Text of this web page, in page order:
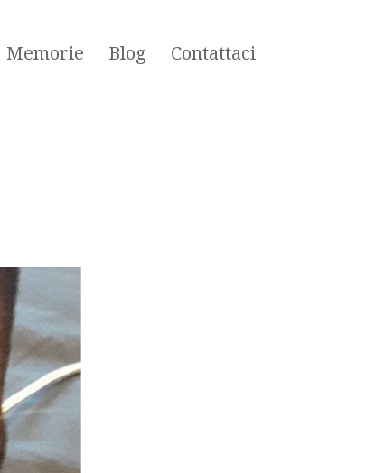
Memorie Blog Contattaci